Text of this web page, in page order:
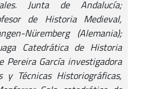
Junta de Andalucía;
de Historia Medieval,
Nüremberg (Alemania);
Catedrática de Historia
Pereira García investigadora
y Técnicas Historiográficas,